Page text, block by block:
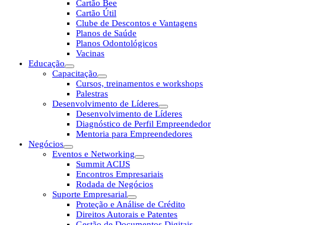
Cartão Bee
Cartão Útil
Clube de Descontos e Vantagens
Planos de Saúde
Planos Odontológicos
Vacinas
Educação
Capacitação
Cursos, treinamentos e workshops
Palestras
Desenvolvimento de Líderes
Desenvolvimento de Líderes
Diagnóstico de Perfil Empreendedor
Mentoria para Empreendedores
Negócios
Eventos e Networking
Summit ACIJS
Encontros Empresariais
Rodada de Negócios
Suporte Empresarial
Proteção e Análise de Crédito
Direitos Autorais e Patentes